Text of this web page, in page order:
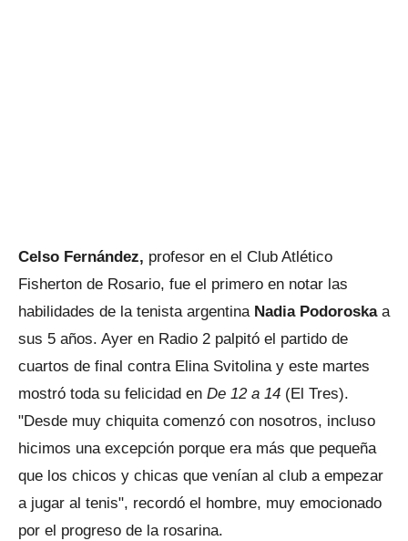
Celso Fernández, profesor en el Club Atlético
Fisherton de Rosario, fue el primero en notar las
habilidades de la tenista argentina Nadia Podoroskaa
sus 5 años. Ayer en Radio 2 palpitó el partido de
cuartos de final contra Elina Svitolina y este martes
mostró toda su felicidad en De 12 a 14 (El Tres).
"Desde muy chiquita comenzó con nosotros, incluso
hicimos una excepción porque era más que pequeña
que los chicos y chicas que venían al club a empezar
a jugar al tenis", recordó el hombre, muy emocionado
por el progreso de la rosarina.